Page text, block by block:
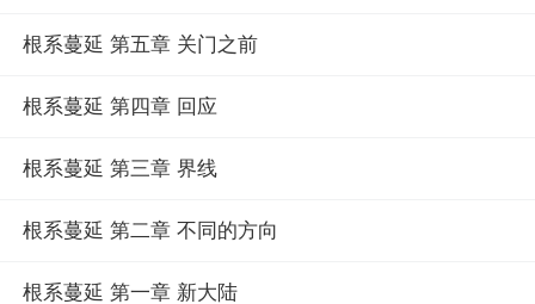
根系蔓延 第五章 关门之前
根系蔓延 第四章 回应
根系蔓延 第三章 界线
根系蔓延 第二章 不同的方向
根系蔓延 第一章 新大陆